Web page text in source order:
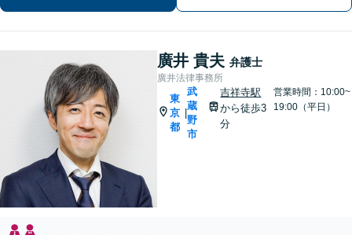
等、平時の対応から医療過誤などの有
廣井 貴夫 弁護士
廣井法律事務所
東
京
都
|
武
蔵
野
市
吉祥寺駅
から徒歩3
分
営業時間：10:00~
19:00（平日）